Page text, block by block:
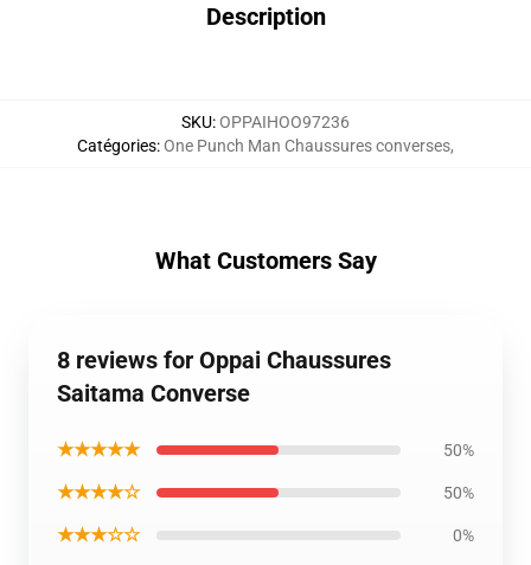
Description
SKU:OPPAIHOO97236
Catégories:One Punch Man Chaussures converses,
What Customers Say
8 reviews for Oppai Chaussures
Saitama Converse
★★★★★ 50%
★★★★☆ 50%
★★★☆☆ 0%